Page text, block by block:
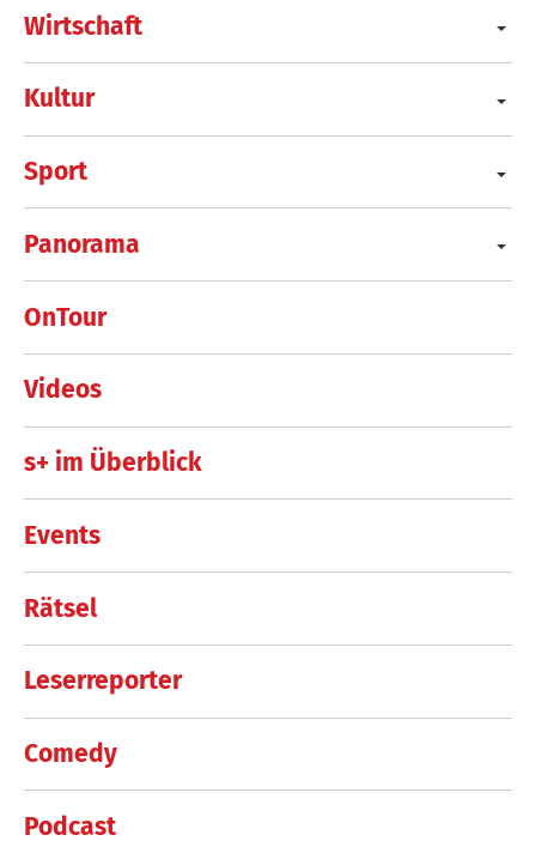
Wirtschaft
Kultur
Sport
Panorama
OnTour
Videos
s+ im Überblick
Events
Rätsel
Leserreporter
Comedy
Podcast